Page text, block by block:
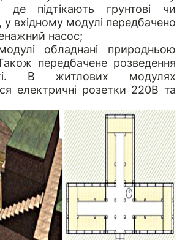
де підтікають грунтові чи
вхідному модулі передбачено
насос;
обладнані природньою
передбачене розведення
В житлових модулях
електричні розетки 220В та